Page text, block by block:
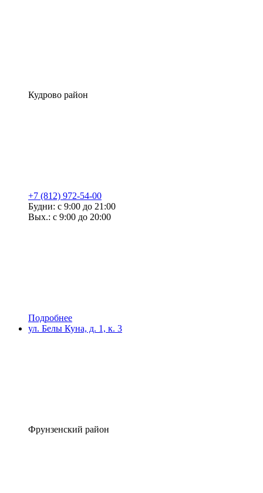
Кудрово район
+7 (812) 972-54-00
Будни: с 9:00 до 21:00
Вых.: с 9:00 до 20:00
Подробнее
ул. Белы Куна, д. 1, к. 3
Фрунзенский район